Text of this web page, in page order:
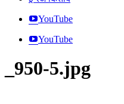
YouTube
YouTube
_950-5.jpg